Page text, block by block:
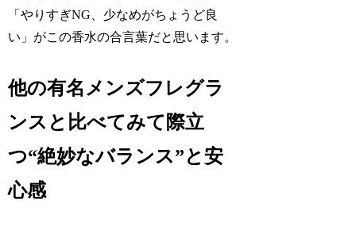
「やりすぎNG、少なめがちょうど良
い」がこの香水の合言葉だと思います。
他の有名メンズフレグラ
ンスと比べてみて際立
つ“絶妙なバランス”と安
心感